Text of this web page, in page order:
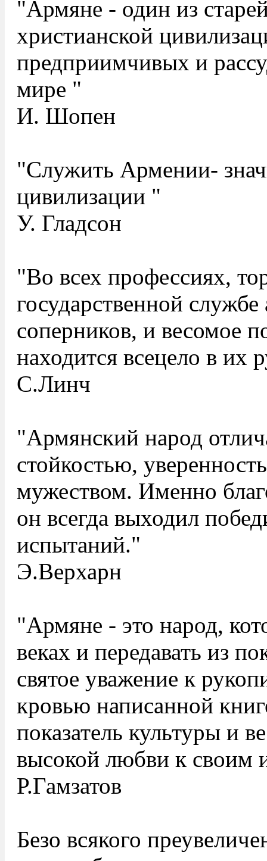
"Армяне - один из
христианской
предприимчивых и
мире "
И. Шопен
"Служить Армении-
цивилизации "
У. Гладсон
"Во всех профессиях,
государственной
соперников, и весомое
находится всецело в их
С.Линч
"Армянский народ
стойкостью,
мужеством. Именно
он всегда выходил
испытаний."
Э.Верхарн
"Армяне - это народ,
веках и передавать из
святое уважение к
кровью написанной
показатель культуры и
высокой любви к своим
Р.Гамзатов
Безо всякого